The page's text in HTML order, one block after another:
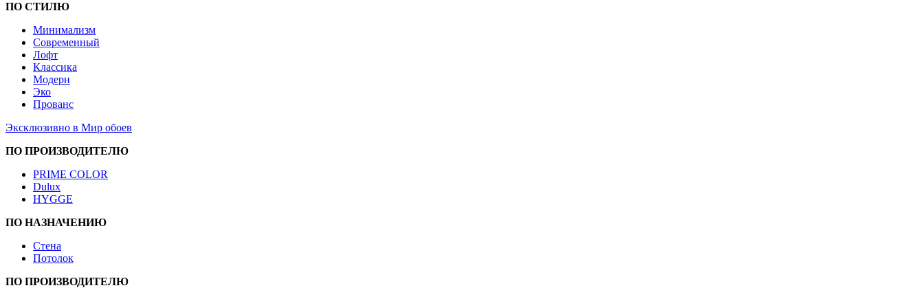
ПО СТИЛЮ
Минимализм
Современный
Лофт
Классика
Модерн
Эко
Прованс
Эксклюзивно в Мир обоев
ПО ПРОИЗВОДИТЕЛЮ
PRIME COLOR
Dulux
HYGGE
ПО НАЗНАЧЕНИЮ
Стена
Потолок
ПО ПРОИЗВОДИТЕЛЮ